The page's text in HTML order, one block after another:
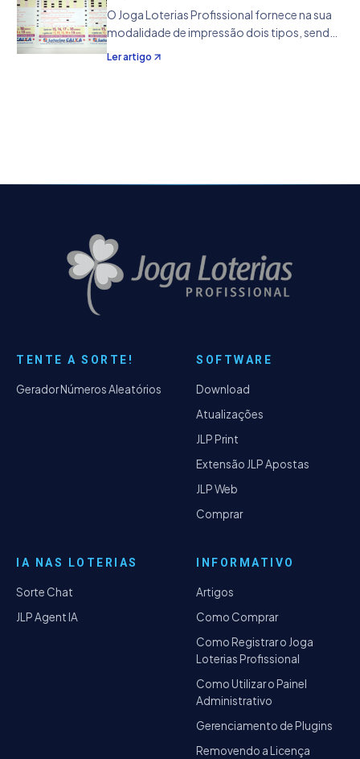
O Joga Loterias Profissional fornece na sua
modalidade de impressão dois tipos, sendo
a impressão A4 diretamente nos volantes da
CEF ou A4 (papel sulfite). Neste artigo vamos
Ler artigo
TENTE A SORTE!
Gerador Números Aleatórios
SOFTWARE
Download
Atualizações
JLP Print
Extensão JLP Apostas
JLP Web
Comprar
IA NAS LOTERIAS
Sorte Chat
JLP Agent IA
INFORMATIVO
Artigos
Como Comprar
Como Registrar o Joga
Loterias Profissional
Como Utilizar o Painel
Administrativo
Gerenciamento de Plugins
Removendo a Licença